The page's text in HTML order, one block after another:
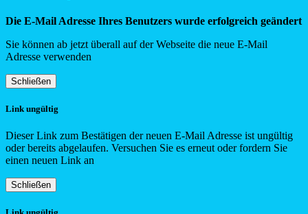
Die E-Mail Adresse Ihres Benutzers wurde erfolgreich geändert
Sie können ab jetzt überall auf der Webseite die neue E-Mail
Adresse verwenden
Schließen
Link ungültig
Dieser Link zum Bestätigen der neuen E-Mail Adresse ist ungültig
oder bereits abgelaufen. Versuchen Sie es erneut oder fordern Sie
einen neuen Link an
Schließen